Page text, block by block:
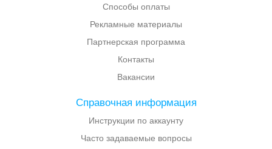
Способы оплаты
Рекламные материалы
Партнерская программа
Контакты
Вакансии
Справочная информация
Инструкции по аккаунту
Часто задаваемые вопросы